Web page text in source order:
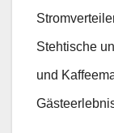
Stehtische
und